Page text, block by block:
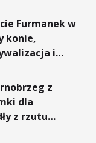
Furmanek w
konie,
i
z
dla
z rzutu